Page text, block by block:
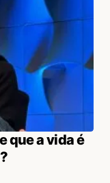
que a vida é